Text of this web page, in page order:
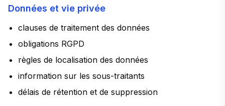
Données et vie privée
clauses de traitement des données
obligations RGPD
règles de localisation des données
information sur les sous-traitants
délais de rétention et de suppression